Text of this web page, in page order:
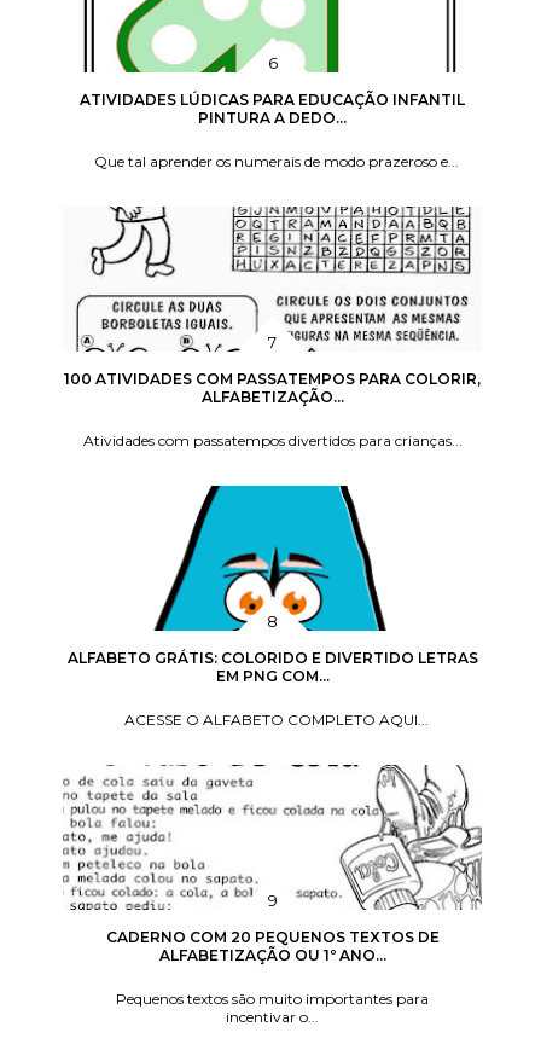
ATIVIDADES LÚDICAS PARA EDUCAÇÃO INFANTIL
PINTURA A DEDO...
Que tal aprender os numerais de modo prazeroso e...
100 ATIVIDADES COM PASSATEMPOS PARA COLORIR,
ALFABETIZAÇÃO...
Atividades com passatempos divertidos para crianças...
ALFABETO GRÁTIS: COLORIDO E DIVERTIDO LETRAS
EM PNG COM...
ACESSE O ALFABETO COMPLETO AQUI...
CADERNO COM 20 PEQUENOS TEXTOS DE
ALFABETIZAÇÃO OU 1º ANO...
Pequenos textos são muito importantes para
incentivar o...